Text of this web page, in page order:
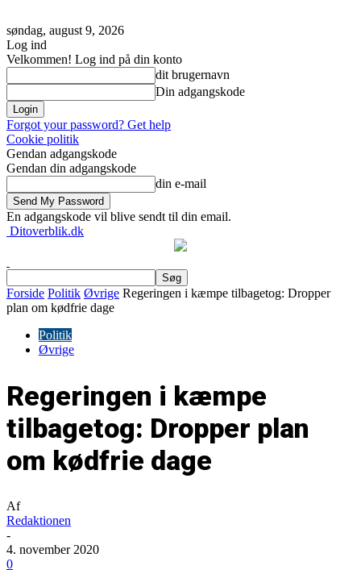
søndag, august 9, 2026
Log ind
Velkommen! Log ind på din konto
dit brugernavn
Din adgangskode
Forgot your password? Get help
Cookie politik
Gendan adgangskode
Gendan din adgangskode
din e-mail
En adgangskode vil blive sendt til din email.
Ditoverblik.dk
Forside Politik Øvrige Regeringen i kæmpe tilbagetog: Dropper
plan om kødfrie dage
Politik
Øvrige
Regeringen i kæmpe
tilbagetog: Dropper plan
om kødfrie dage
Af
Redaktionen
-
4. november 2020
0